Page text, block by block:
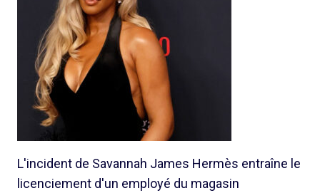
L'incident de Savannah James Hermès entraîne le
licenciement d'un employé du magasin